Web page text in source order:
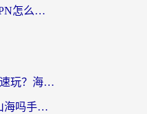
马来西亚留学生回国VPN怎么选？3个避坑点+1款实测好用的加速器推荐
Sky光·遇在国外怎么加速玩？海外党亲测有效的国服游戏加速指南
在欧洲能玩天下-异兽山海吗手游？海外玩家的加速器生存指南